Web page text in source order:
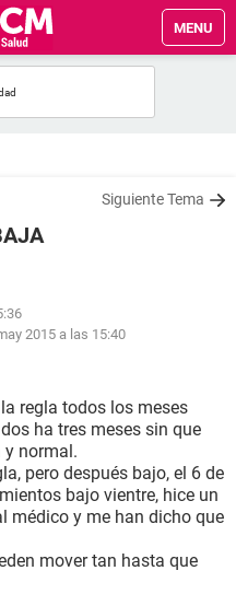
MENU
Siguiente Tema
2015 a las 15:40
regla todos los meses
ha tres meses sin que
y normal.
pero después bajo, el 6 de
bajo vientre, hice un
médico y me han dicho que
mover tan hasta que